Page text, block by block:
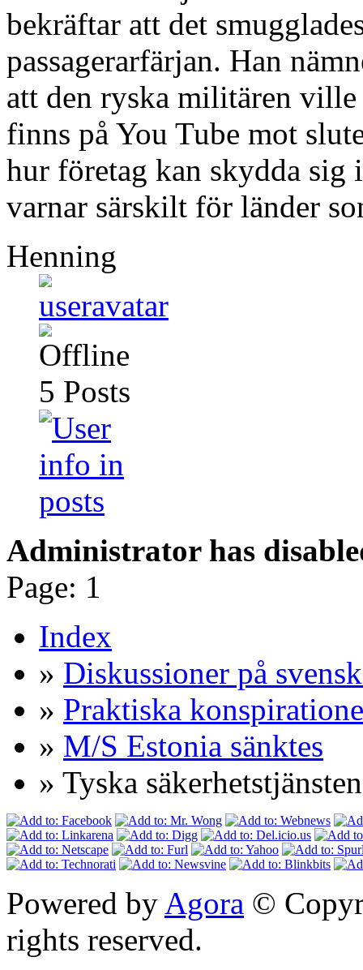
bekräftar att det
passagerarfärjan. Han
att den ryska militären
finns på You Tube mot
hur företag kan skydda sig
varnar särskilt för länder
Henning
5 Posts
Administrator has
Page: 1
Index
» Diskussioner på
» Praktiska
» M/S Estonia sänktes
» Tyska
Powered by Agora ©
rights reserved.